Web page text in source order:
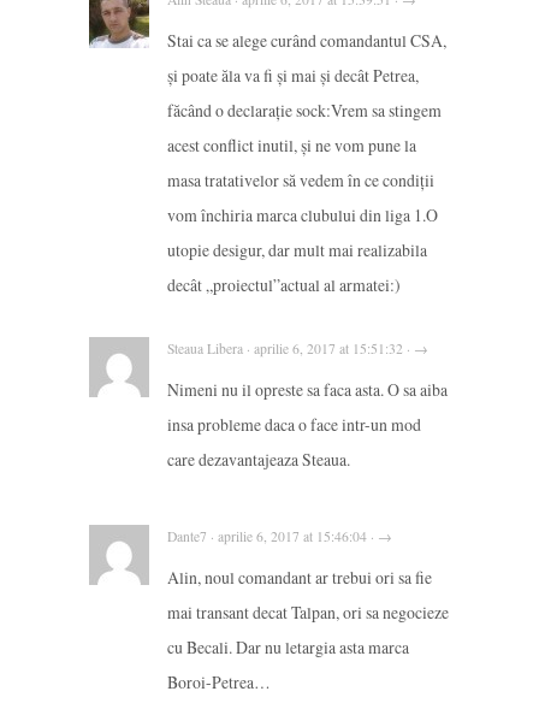
Stai ca se alege curând comandantul CSA,
și poate ăla va fi și mai și decât Petrea,
făcând o declarație sock:Vrem sa stingem
acest conflict inutil, și ne vom pune la
masa tratativelor să vedem în ce condiții
vom închiria marca clubului din liga 1.O
utopie desigur, dar mult mai realizabila
decât „proiectul”actual al armatei:)
Steaua Libera · aprilie 6, 2017 at 15:51:32 · →
Nimeni nu il opreste sa faca asta. O sa aiba
insa probleme daca o face intr-un mod
care dezavantajeaza Steaua.
Dante7 · aprilie 6, 2017 at 15:46:04 · →
Alin, noul comandant ar trebui ori sa fie
mai transant decat Talpan, ori sa negocieze
cu Becali. Dar nu letargia asta marca
Boroi-Petrea…